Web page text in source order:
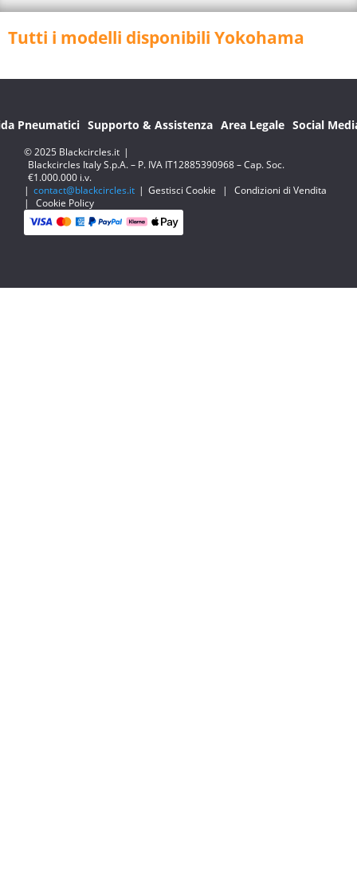
Tutti i modelli disponibili Yokohama
Pneumatici Supporto & Assistenza Area Legale Social
© 2025 Blackcircles.it |
Blackcircles Italy S.p.A. – P. IVA IT12885390968 – Cap. Soc.
€1.000.000 i.v.
| contact@blackcircles.it | Gestisci Cookie |
Condizioni di Vendita
|
Cookie Policy